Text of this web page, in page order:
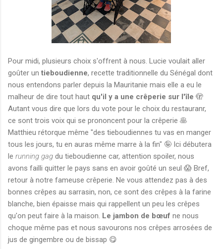
Pour midi, plusieurs choix s'offrent à nous. Lucie voulait aller
goûter un tieboudienne, recette traditionnelle du Sénégal dont
nous entendons parler depuis la Mauritanie mais elle a eu le
malheur de dire tout haut qu'il y a une crêperie sur l'île 🫣
Autant vous dire que lors du vote pour le choix du restauranr,
ce sont trois voix qui se prononcent pour la crêperie 🥞
Matthieu rétorque même "des tieboudiennes tu vas en manger
tous les jours, tu en auras même marre à la fin" 🤪 Ici débutera
le running gag du tieboudienne car, attention spoiler, nous
avons failli quitter le pays sans en avoir goûté un seul 😱 Bref,
retour à notre fameuse crêperie. Ne vous attendez pas à des
bonnes crêpes au sarrasin, non, ce sont des crêpes à la farine
blanche, bien épaisse mais qui rappellent un peu les crêpes
qu'on peut faire à la maison. Le jambon de bœuf ne nous
choque même pas et nous savourons nos crêpes arrosées de
jus de gingembre ou de bissap 😋